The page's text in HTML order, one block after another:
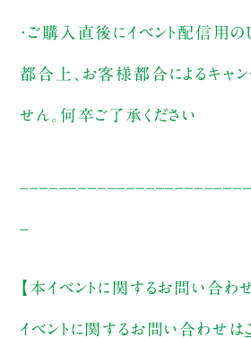
・ご購入直後にイベント配信用
都合上、お客様都合によるキャン
せん。何卒ご了承ください
【本イベントに関するお問い合わせ
イベントに関するお問い合わせは